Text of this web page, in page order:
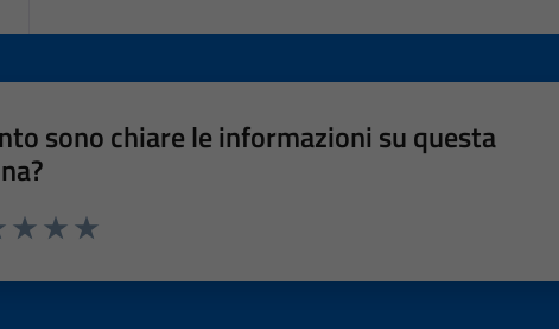
sono chiare le informazioni su questa